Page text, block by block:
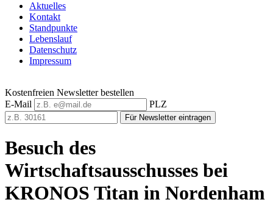
Aktuelles
Kontakt
Standpunkte
Lebenslauf
Datenschutz
Impressum
Kostenfreien Newsletter bestellen
E-Mail
PLZ
Für Newsletter eintragen
Besuch des
Wirtschaftsausschusses bei
KRONOS Titan in Nordenham